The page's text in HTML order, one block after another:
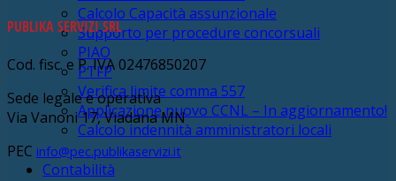
Calcolo Capacità assunzionale
Supporto per procedure concorsuali
PIAO
PTFP
Verifica limite comma 557
Applicazione nuovo CCNL – In aggiornamento!
Calcolo indennità amministratori locali
Contabilità
PUBLIKA SERVIZI SRL
Cod. fisc. e P. IVA 02476850207
Sede legale e operativa
Via Vanoni 17, Viadana MN
PEC info@pec.publikaservizi.it